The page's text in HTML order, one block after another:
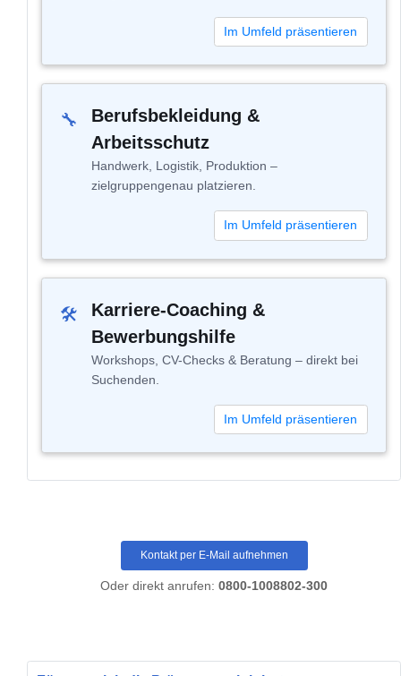
Im Umfeld präsentieren
🔧
Berufsbekleidung &
Arbeitsschutz
Handwerk, Logistik, Produktion –
zielgruppengenau platzieren.
Im Umfeld präsentieren
🛠
Karriere-Coaching &
Bewerbungshilfe
Workshops, CV-Checks & Beratung – direkt bei
Suchenden.
Im Umfeld präsentieren
Kontakt per E-Mail aufnehmen
Oder direkt anrufen: 0800-1008802-300